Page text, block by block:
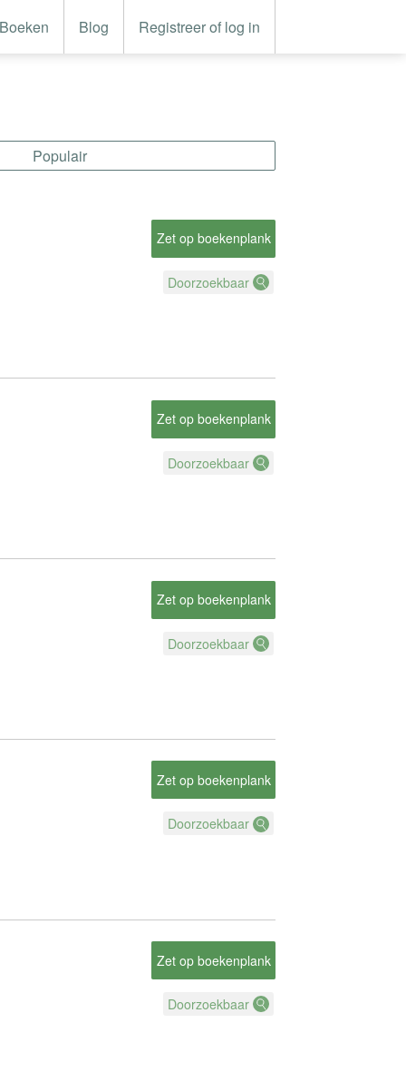
Boeken Blog Registreer of log in
Populair
Zet op boekenplank
Doorzoekbaar
Zet op boekenplank
Doorzoekbaar
Zet op boekenplank
Doorzoekbaar
Zet op boekenplank
Doorzoekbaar
Zet op boekenplank
Doorzoekbaar